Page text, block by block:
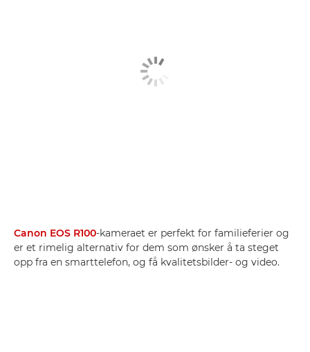
Canon EOS R100-kameraet er perfekt for familieferier og
er et rimelig alternativ for dem som ønsker å ta steget
opp fra en smarttelefon, og få kvalitetsbilder- og video.